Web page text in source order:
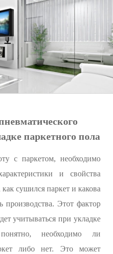
паркетного пола
с паркетом, необходимо
и свойства
сушился паркет и какова
производства. Этот фактор
учитываться при укладке
необходимо ли
либо нет. Это может